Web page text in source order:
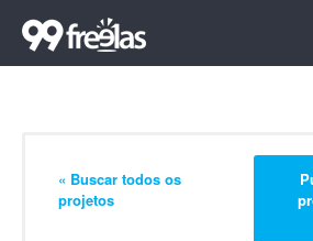
« Buscar todos os
projetos